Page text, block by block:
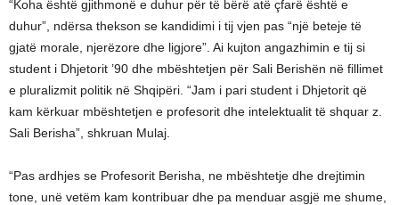
“Koha është gjithmonë e duhur për të bërë atë çfarë është e
duhur”, ndërsa thekson se kandidimi i tij vjen pas “një beteje të
gjatë morale, njerëzore dhe ligjore”. Ai kujton angazhimin e tij si
student i Dhjetorit ’90 dhe mbështetjen për Sali Berishën në fillimet
e pluralizmit politik në Shqipëri. “Jam i pari student i Dhjetorit që
kam kërkuar mbështetjen e profesorit dhe intelektualit të shquar z.
Sali Berisha”, shkruan Mulaj.
“Pas ardhjes se Profesorit Berisha, ne mbështetje dhe drejtimin
tone, unë vetëm kam kontribuar dhe pa menduar asgjë me shume,